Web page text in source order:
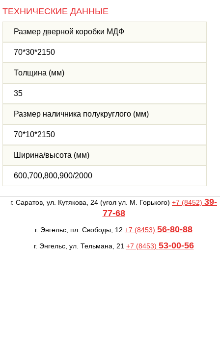
ТЕХНИЧЕСКИЕ ДАННЫЕ
Размер дверной коробки МДФ
70*30*2150
Толщина (мм)
35
Размер наличника полукруглого (мм)
70*10*2150
Ширина/высота (мм)
600,700,800,900/2000
г. Саратов, ул. Кутякова, 24 (угол ул. М. Горького) +7 (8452) 39-
77-68
г. Энгельс, пл. Свободы, 12 +7 (8453) 56-80-88
г. Энгельс, ул. Тельмана, 21 +7 (8453) 53-00-56